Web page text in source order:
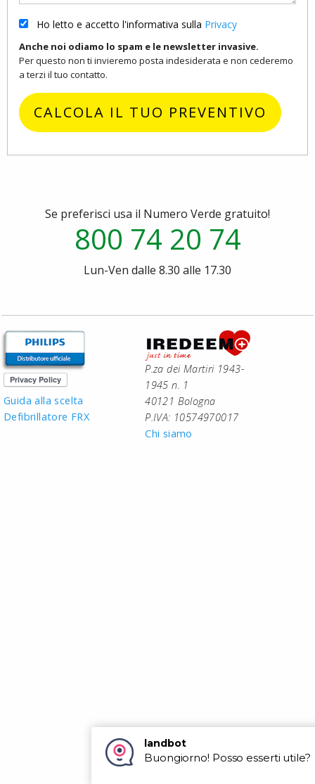
Ho letto e accetto l'informativa sulla Privacy
Anche noi odiamo lo spam e le newsletter invasive.
Per questo non ti invieremo posta indesiderata e non cederemo
a terzi il tuo contatto.
CALCOLA IL TUO PREVENTIVO
Se preferisci usa il Numero Verde gratuito!
800 74 20 74
Lun-Ven dalle 8.30 alle 17.30
Guida alla scelta
Defibrillatore FRX
P.za dei Martiri 1943-
1945 n. 1
40121 Bologna
P.IVA: 10574970017
Chi siamo